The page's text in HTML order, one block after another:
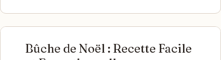
Bûche de Noël : Recette Facile